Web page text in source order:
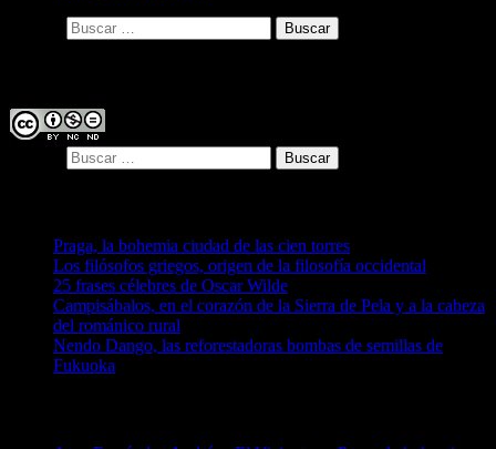
Praga, la bohemia ciudad de las cien torres
Los filósofos griegos, origen de la filosofía occidental
25 frases célebres de Oscar Wilde
Campisábalos, en el corazón de la Sierra de Pela y a la cabeza
del románico rural
Nendo Dango, las reforestadoras bombas de semillas de
Fukuoka